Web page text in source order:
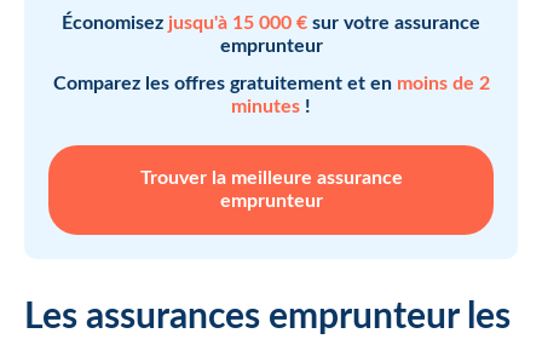
Économisez jusqu'à 15 000 € sur votre assurance
emprunteur
Comparez les offres gratuitement et en moins de 2
minutes !
Trouver la meilleure assurance
emprunteur
Les assurances emprunteur les